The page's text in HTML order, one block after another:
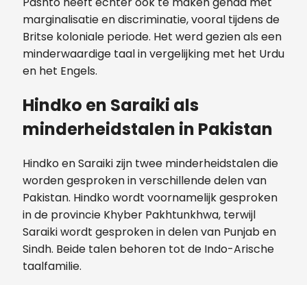
marginalisatie en discriminatie, vooral tijdens de
Britse koloniale periode. Het werd gezien als een
minderwaardige taal in vergelijking met het Urdu
en het Engels.
Hindko en Saraiki als
minderheidstalen in Pakistan
Hindko en Saraiki zijn twee minderheidstalen die
worden gesproken in verschillende delen van
Pakistan. Hindko wordt voornamelijk gesproken
in de provincie Khyber Pakhtunkhwa, terwijl
Saraiki wordt gesproken in delen van Punjab en
Sindh. Beide talen behoren tot de Indo-Arische
taalfamilie.